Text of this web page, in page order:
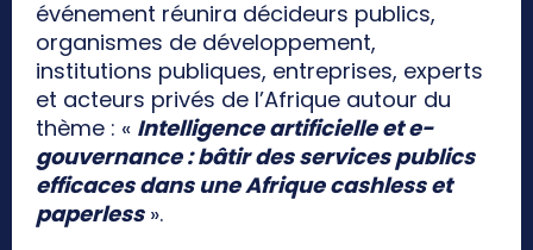
événement réunira décideurs publics,
organismes de développement,
institutions publiques, entreprises, experts
et acteurs privés de l’Afrique autour du
thème : « Intelligence artificielle et e-
gouvernance : bâtir des services publics
efficaces dans une Afrique cashless et
paperless».